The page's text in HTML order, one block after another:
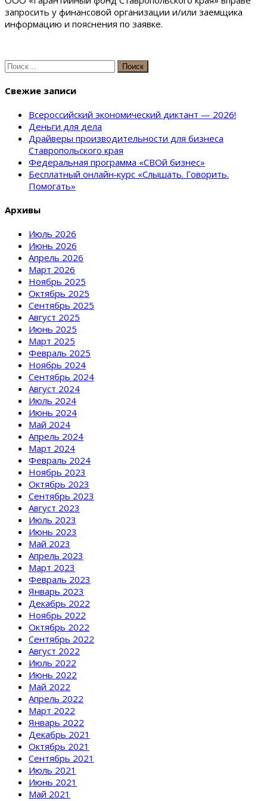
запросить у финансовой организации и/или заемщика
информацию и пояснения по заявке.
Найти:
Свежие записи
Всероссийский экономический диктант — 2026!
Деньги для дела
Драйверы производительности для бизнеса
Ставропольского края
Федеральная программа «СВОй бизнес»
Бесплатный онлайн‑курс «Слышать. Говорить.
Помогать»
Архивы
Июль 2026
Июнь 2026
Апрель 2026
Март 2026
Ноябрь 2025
Октябрь 2025
Сентябрь 2025
Август 2025
Июнь 2025
Март 2025
Февраль 2025
Ноябрь 2024
Сентябрь 2024
Август 2024
Июль 2024
Июнь 2024
Май 2024
Апрель 2024
Март 2024
Февраль 2024
Ноябрь 2023
Октябрь 2023
Сентябрь 2023
Август 2023
Июль 2023
Июнь 2023
Май 2023
Апрель 2023
Март 2023
Февраль 2023
Январь 2023
Декабрь 2022
Ноябрь 2022
Октябрь 2022
Сентябрь 2022
Август 2022
Июль 2022
Июнь 2022
Май 2022
Апрель 2022
Март 2022
Январь 2022
Декабрь 2021
Октябрь 2021
Сентябрь 2021
Июль 2021
Июнь 2021
Май 2021